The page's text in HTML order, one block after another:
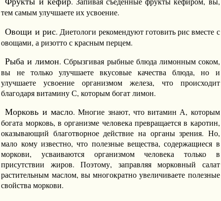
тем самым улучшаете их усвоение.
Овощи и рис. Диетологи рекомендуют готовить рис вместе с
овощами, а ризотто с красным перцем.
Рыба и лимон. Сбрызгивая рыбные блюда лимонным соком,
вы не только улучшаете вкусовые качества блюда, но и
улучшаете усвоение организмом железа, что происходит
благодаря витамину С, которым богат лимон.
Морковь и масло. Многие знают, что витамин А, которым
богата морковь, в организме человека превращается в каротин,
оказывающий благотворное действие на органы зрения. Но,
мало кому известно, что полезные вещества, содержащиеся в
моркови, усваиваются организмом человека только в
присутствии жиров. Поэтому, заправляя морковный салат
растительным маслом, вы многократно увеличиваете полезные
свойства моркови.